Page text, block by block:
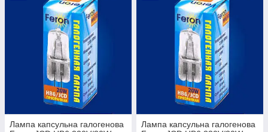
Лампа капсульна галогенова
Лампа капсульна галогенова